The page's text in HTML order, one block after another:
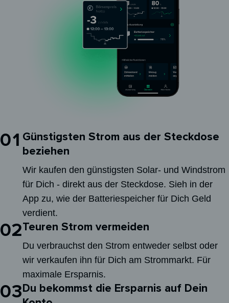
01 Günstigsten Strom aus der Steckdose
beziehen
Wir kaufen den günstigsten Solar- und Windstrom
für Dich - direkt aus der Steckdose. Sieh in der
App zu, wie der Batteriespeicher für Dich Geld
verdient.
02Teuren Strom vermeiden
Du verbrauchst den Strom entweder selbst oder
wir verkaufen ihn für Dich am Strommarkt. Für
maximale Ersparnis.
03Du bekommst die Ersparnis auf Dein